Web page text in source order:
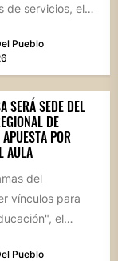
de servicios, el
Pueblo
SERÁ SEDE DEL
DE
POR
AULA
del
vínculos para
el
Pueblo